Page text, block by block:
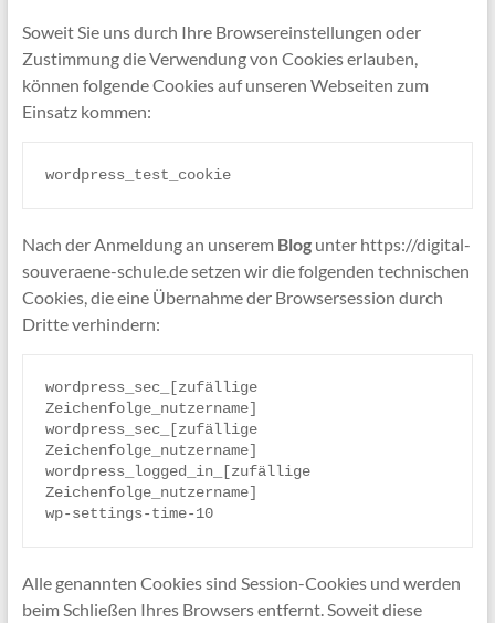
Soweit Sie uns durch Ihre Browsereinstellungen oder
Zustimmung die Verwendung von Cookies erlauben,
können folgende Cookies auf unseren Webseiten zum
Einsatz kommen:
wordpress_test_cookie
Nach der Anmeldung an unserem Blogunter https://digital-
souveraene-schule.de setzen wir die folgenden technischen
Cookies, die eine Übernahme der Browsersession durch
Dritte verhindern:
wordpress_sec_[zufällige
Zeichenfolge_nutzername]
wordpress_sec_[zufällige
Zeichenfolge_nutzername]
wordpress_logged_in_[zufällige
Zeichenfolge_nutzername]
wp-settings-time-10
Alle genannten Cookies sind Session-Cookies und werden
beim Schließen Ihres Browsers entfernt. Soweit diese